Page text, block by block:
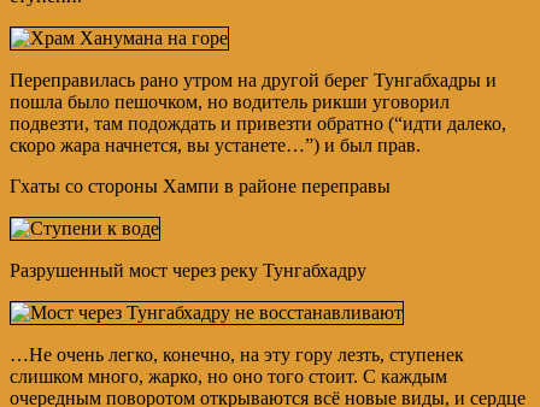
Переправилась рано утром на другой берег Тунгабхадры и
пошла было пешочком, но водитель рикши уговорил
подвезти, там подождать и привезти обратно (“идти далеко,
скоро жара начнется, вы устанете…”) и был прав.
Гхаты со стороны Хампи в районе переправы
Разрушенный мост через реку Тунгабхадру
…Не очень легко, конечно, на эту гору лезть, ступенек
слишком много, жарко, но оно того стоит. С каждым
очередным поворотом открываются всё новые виды, и сердце